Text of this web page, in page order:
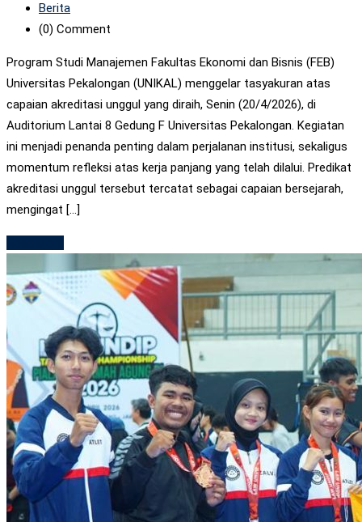
Berita
(0) Comment
Program Studi Manajemen Fakultas Ekonomi dan Bisnis (FEB)
Universitas Pekalongan (UNIKAL) menggelar tasyakuran atas
capaian akreditasi unggul yang diraih, Senin (20/4/2026), di
Auditorium Lantai 8 Gedung F Universitas Pekalongan. Kegiatan
ini menjadi penanda penting dalam perjalanan institusi, sekaligus
momentum refleksi atas kerja panjang yang telah dilalui. Predikat
akreditasi unggul tersebut tercatat sebagai capaian bersejarah,
mengingat […]